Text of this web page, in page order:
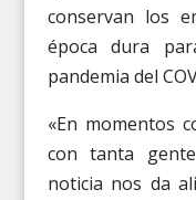
conservan los
época dura
pandemia del
«En momentos
con tanta
noticia nos da